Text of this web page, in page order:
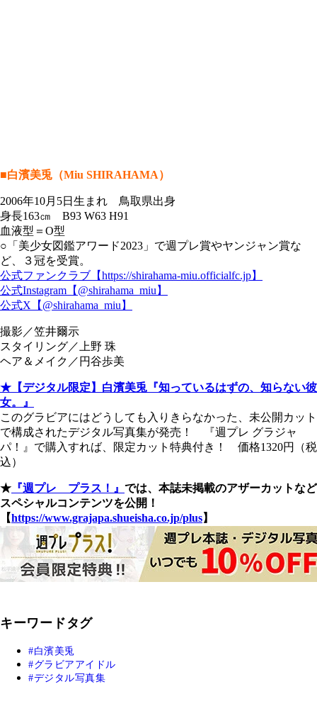
■白濱美兎（Miu SHIRAHAMA）
2006年10月5日生まれ 鳥取県出身
身長163㎝ B93 W63 H91
血液型＝O型
○「美少女図鑑アワード2023」で週プレ賞やヤンジャン賞な
ど、３冠を受賞。
公式ファンクラブ【https://shirahama-miu.officialfc.jp】
公式Instagram【@shirahama_miu】
公式X【@shirahama_miu】
撮影／笠井爾示
スタイリング／上野 珠
ヘア＆メイク／円谷歩美
★【デジタル限定】白濱美兎『知っているはずの、知らない彼
女。』
このグラビアにはどうしても入りきらなかった、未公開カット
で構成されたデジタル写真集が発売！ 『週プレ グラジャ
パ！』で購入すれば、限定カット特典付き！ 価格1320円（税
込）
★ 『週プレ プラス！』 では、本誌未掲載のアザーカットなど
スペシャルコンテンツを公開！
【https://www.grajapa.shueisha.co.jp/plus】
キーワードタグ
白濱美兎
グラビアアイドル
デジタル写真集